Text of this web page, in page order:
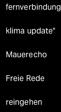
fernverbindung
klima update°
Mauerecho
Freie Rede
reingehen